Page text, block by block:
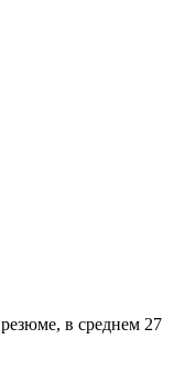
резюме, в среднем 27